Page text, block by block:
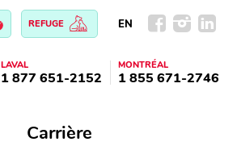
REFUGE EN
LAVAL
1 877 651-2152
MONTRÉAL
1 855 671-2746
Carrière